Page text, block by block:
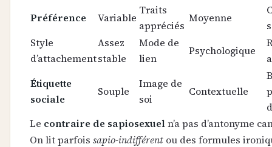
Préférence
Variable
Traits
appréciés
Moyenne
Style
d’attachement
Assez
stable
Mode de
lien
Psychologique
Étiquette
sociale
Souple
Image de
soi
Contextuelle
Le contraire de sapiosexueln’a pas d’antonyme
On lit parfois sapio-indifférent ou des formules